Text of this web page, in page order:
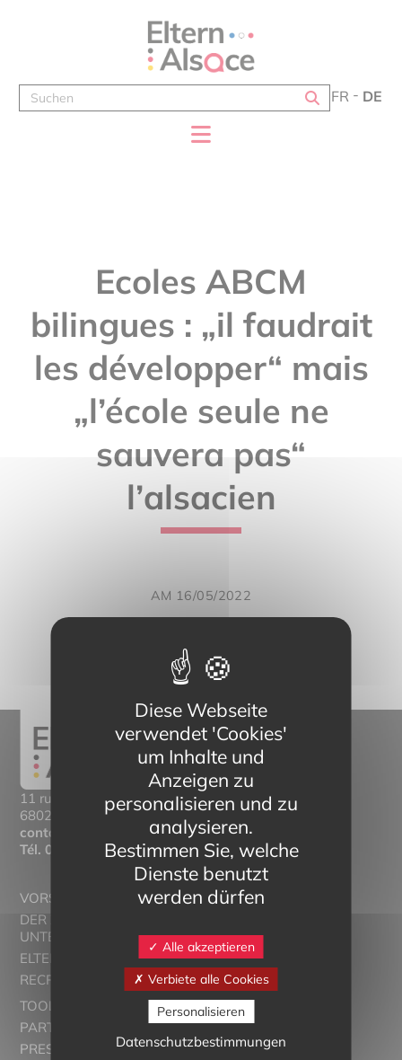
FR DE
Ecoles ABCM
bilingues : „il faudrait
les développer“ mais
„l’école seule ne
sauvera pas“
l’alsacien
AM 16/05/2022
11 rue Mittlerweg,
68025 Colmar Cedex
contact@eltern-bilinguisme.org
Tél. 03 89 20 46 74
VORSTELLUNG
DER ZWEISPRACHIGE
UNTERRICHT
ELTERN ALSACE - EUROSTAGES
RECRUTORRS
TOOLBOX
PARTNER
PRESSESCHAU
Diese Webseite
verwendet 'Cookies'
um Inhalte und
Anzeigen zu
personalisieren und zu
analysieren.
Bestimmen Sie, welche
Dienste benutzt
werden dürfen
Alle akzeptieren
Verbiete alle Cookies
Personalisieren
Datenschutzbestimmungen